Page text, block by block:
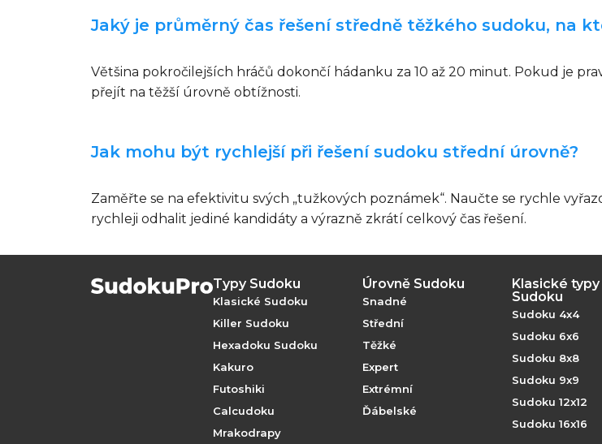
Jaký je průměrný čas řešení středně těžkého sudoku, na
Většina pokročilejších hráčů dokončí hádanku za 10 až 20 minut. Pokud je
přejít na těžší úrovně obtížnosti.
Jak mohu být rychlejší při řešení sudoku střední úrovně?
Zaměřte se na efektivitu svých „tužkových poznámek“. Naučte se rychle
rychleji odhalit jediné kandidáty a výrazně zkrátí celkový čas řešení.
Typy Sudoku
Klasické Sudoku
Killer Sudoku
Hexadoku Sudoku
Kakuro
Futoshiki
Calcudoku
Mrakodrapy
Úrovně Sudoku
Snadné
Střední
Těžké
Expert
Extrémní
Ďábelské
Klasické typy
Sudoku
Sudoku 4x4
Sudoku 6x6
Sudoku 8x8
Sudoku 9x9
Sudoku 12x12
Sudoku 16x16